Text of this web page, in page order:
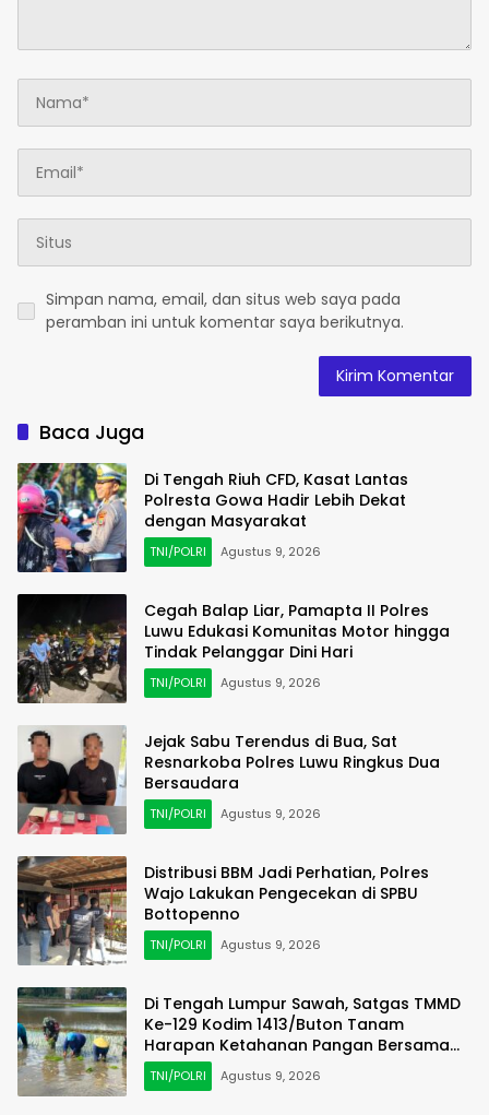
Simpan nama, email, dan situs web saya pada
peramban ini untuk komentar saya berikutnya.
Baca Juga
Di Tengah Riuh CFD, Kasat Lantas
Polresta Gowa Hadir Lebih Dekat
dengan Masyarakat
TNI/POLRI Agustus 9, 2026
Cegah Balap Liar, Pamapta II Polres
Luwu Edukasi Komunitas Motor hingga
Tindak Pelanggar Dini Hari
TNI/POLRI Agustus 9, 2026
Jejak Sabu Terendus di Bua, Sat
Resnarkoba Polres Luwu Ringkus Dua
Bersaudara
TNI/POLRI Agustus 9, 2026
Distribusi BBM Jadi Perhatian, Polres
Wajo Lakukan Pengecekan di SPBU
Bottopenno
TNI/POLRI Agustus 9, 2026
Di Tengah Lumpur Sawah, Satgas TMMD
Ke-129 Kodim 1413/Buton Tanam
Harapan Ketahanan Pangan Bersama
Warga
TNI/POLRI Agustus 9, 2026